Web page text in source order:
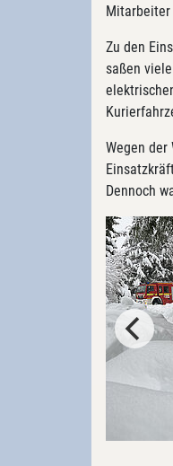
Mitarbeiter
Zu den
saßen
Wegen
Dennoch